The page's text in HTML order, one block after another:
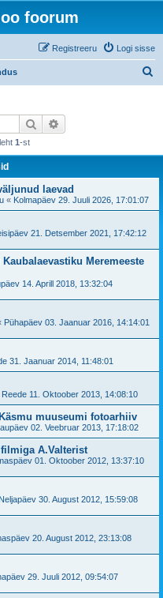
foorum
Logi sisse
Registreeru
Otsi
leht 1-st
laevad
« Kolmapäev 29. Juuli 2026, 17:01:07
21. Detsember 2021, 17:42:12
Meremeeste
14. Aprill 2018, 13:32:04
Pühapäev 03. Jaanuar 2016, 14:14:01
31. Jaanuar 2014, 11:48:01
Reede 11. Oktoober 2013, 14:08:10
muuseumi fotoarhiiv
02. Veebruar 2013, 17:18:02
A.Valterist
01. Oktoober 2012, 13:37:10
Neljapäev 30. August 2012, 15:59:08
20. August 2012, 23:13:08
29. Juuli 2012, 09:54:07